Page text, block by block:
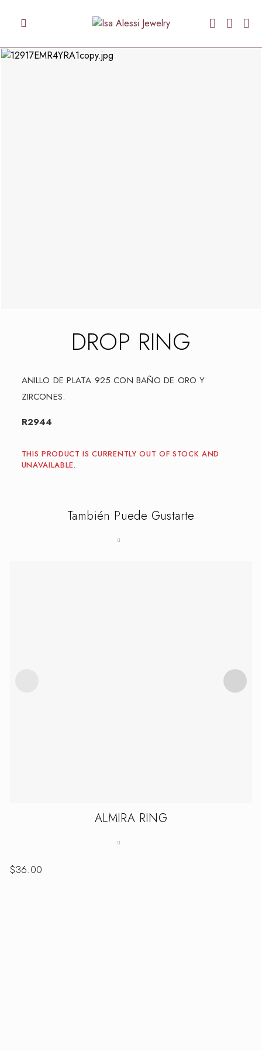
DROP RING
ANILLO DE PLATA 925 CON BAÑO DE ORO Y
ZIRCONES.
R2944
THIS PRODUCT IS CURRENTLY OUT OF STOCK AND
UNAVAILABLE.
También Puede Gustarte
ALMIRA RING
$36.00